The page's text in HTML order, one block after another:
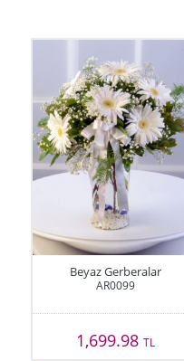
Beyaz Gerberalar
AR0099
1,699.98TL